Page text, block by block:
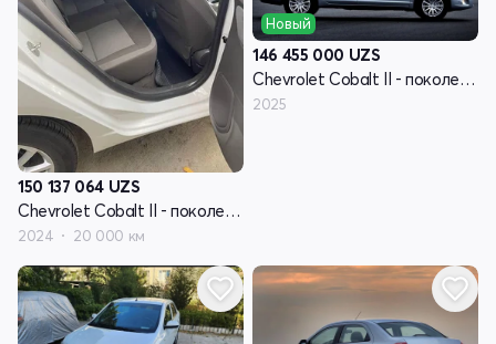
150 137 064 UZS
Chevrolet Cobalt II - поколение рестайлинг
2024 20 000 км
Новый
146 455 000 UZS
Chevrolet Cobalt II - поколение рестайлинг
2025